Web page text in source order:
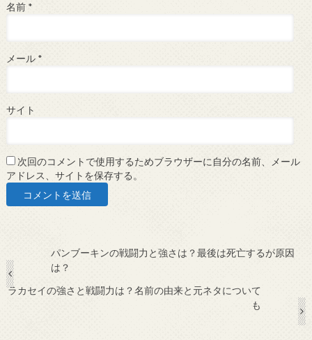
名前 *
メール *
サイト
次回のコメントで使用するためブラウザーに自分の名前、メール
アドレス、サイトを保存する。
パンブーキンの戦闘力と強さは？最後は死亡するが原因
は？
ラカセイの強さと戦闘力は？名前の由来と元ネタについて
も